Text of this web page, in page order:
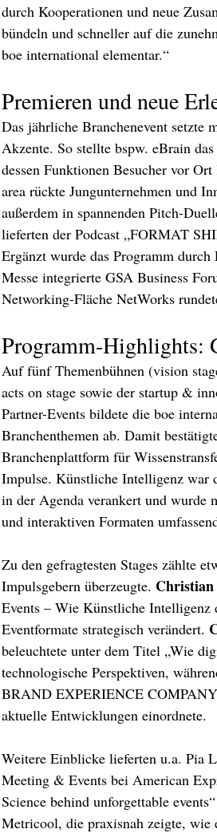
durch Kooperationen und neue
bündeln und schneller auf die
boe international elementar.“
Premieren und neue
Das jährliche Branchenevent setzte
Akzente. So stellte bspw. eBrain
dessen Funktionen Besucher vor
area rückte Jungunternehmen und
außerdem in spannenden Pitch-
lieferten der Podcast „FORMAT
Ergänzt wurde das Programm
Messe integrierte GSA Business
Networking-Fläche NetWorks
Programm-Highlights:
Auf fünf Themenbühnen (vision
acts on stage sowie der startup &
Partner-Events bildete die boe
Branchenthemen ab. Damit
Branchenplattform für
Impulse. Künstliche Intelligenz war
in der Agenda verankert und wurde
und interaktiven Formaten
Zu den gefragtesten Stages zählte
Impulsgebern überzeugte. Christian
Events – Wie Künstliche Intelligenz
Eventformate strategisch verändert.
beleuchtete unter dem Titel „Wie
technologische Perspektiven,
BRAND EXPERIENCE
aktuelle Entwicklungen einordnete.
Weitere Einblicke lieferten u.a. Pia
Meeting & Events bei American
Science behind unforgettable
Metricool, die praxisnah zeigte, wie